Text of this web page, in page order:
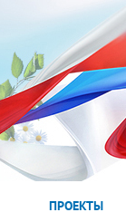
ПРОЕКТЫ